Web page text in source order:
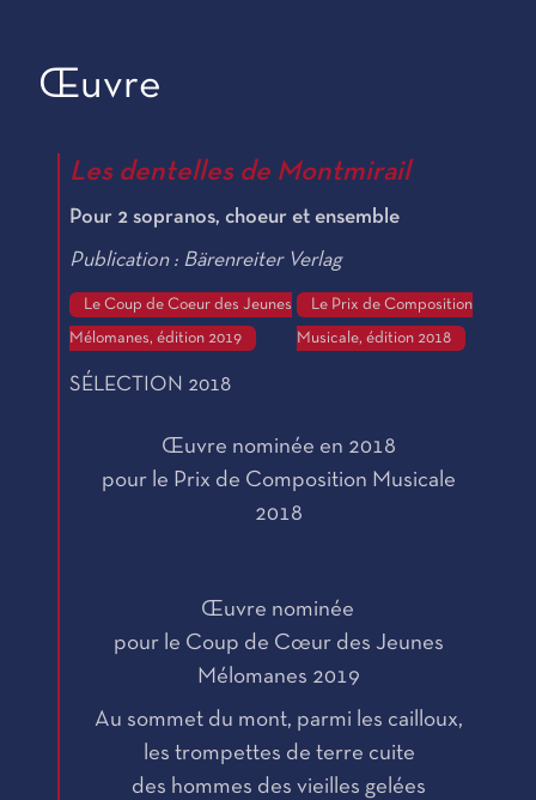
Œuvre
Les dentelles de Montmirail
Pour 2 sopranos, choeur et ensemble
Publication : Bärenreiter Verlag
Le Coup de Coeur des Jeunes
Mélomanes, édition 2019
Le Prix de Composition
Musicale, édition 2018
SÉLECTION 2018
Œuvre nominée en 2018
pour le Prix de Composition Musicale
2018
Œuvre nominée
pour le Coup de Cœur des Jeunes
Mélomanes 2019
Au sommet du mont, parmi les cailloux,
les trompettes de terre cuite
des hommes des vieilles gelées